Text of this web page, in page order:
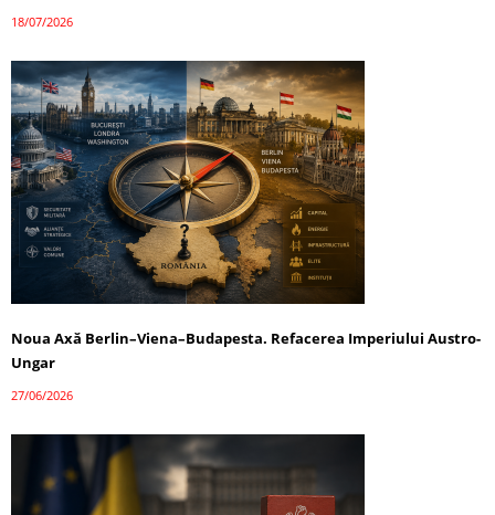
18/07/2026
Noua Axă Berlin–Viena–Budapesta. Refacerea Imperiului Austro-
Ungar
27/06/2026